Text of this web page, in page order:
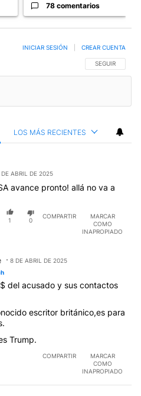
78 comentarios
SIGA ESTA
SEGUIR
INICIAR SESIÓN CREAR CUENTA
LOS MÁS RECIENTES
ABRIL DE 2025
avance pronto! allá no va a
1 0
COMPARTIR
MARCAR
COMO
INAPROPIADO
8 DE ABRIL DE 2025
del acusado y sus contactos
escritor británico,es para
Trump.
COMPARTIR
MARCAR
COMO
INAPROPIADO